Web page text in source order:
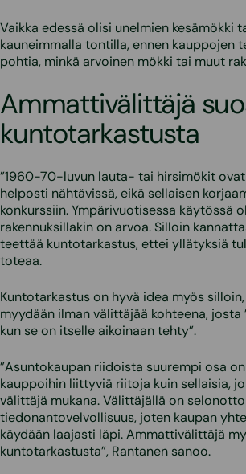
Vaikka edessä olisi unelmien kesämökki
kauneimmalla tontilla, ennen kauppojen
pohtia, minkä arvoinen mökki tai muut
Ammattivälittäjä
kuntotarkastusta
”1960-70-luvun lauta- tai hirsimökit
helposti nähtävissä, eikä sellaisen
konkurssiin. Ympärivuotisessa käytössä
rakennuksillakin on arvoa. Silloin
teettää kuntotarkastus, ettei yllätyksiä
toteaa.
Kuntotarkastus on hyvä idea myös
myydään ilman välittäjää kohteena, josta
kun se on itselle aikoinaan tehty”.
”Asuntokaupan riidoista suurempi osa
kauppoihin liittyviä riitoja kuin sellaisia,
välittäjä mukana. Välittäjällä on
tiedonantovelvollisuus, joten kaupan
käydään laajasti läpi. Ammattivälittäjä
kuntotarkastusta”, Rantanen sanoo.